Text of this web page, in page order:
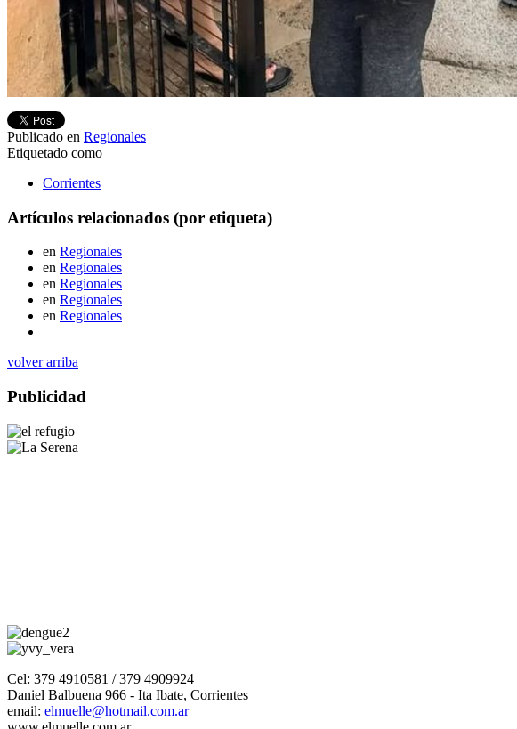
Publicado en Regionales
Etiquetado como
Corrientes
Artículos relacionados (por etiqueta)
en Regionales
en Regionales
en Regionales
en Regionales
en Regionales
volver arriba
Publicidad
Cel: 379 4910581 / 379 4909924
Daniel Balbuena 966 - Ita Ibate, Corrientes
email: elmuelle@hotmail.com.ar